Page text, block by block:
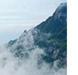
Thiên Môn